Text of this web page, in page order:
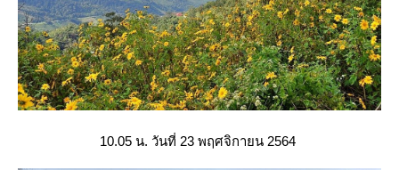
10.05 น. วันที่ 23 พฤศจิกายน 2564